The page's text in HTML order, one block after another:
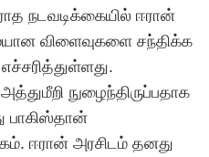
நடவடிக்கையில் ஈரான்
விளைவுகளை சந்திக்க
நுழைந்திருப்பதாக
பாகிஸ்தான்
ஈரான் அரசிடம் தனது